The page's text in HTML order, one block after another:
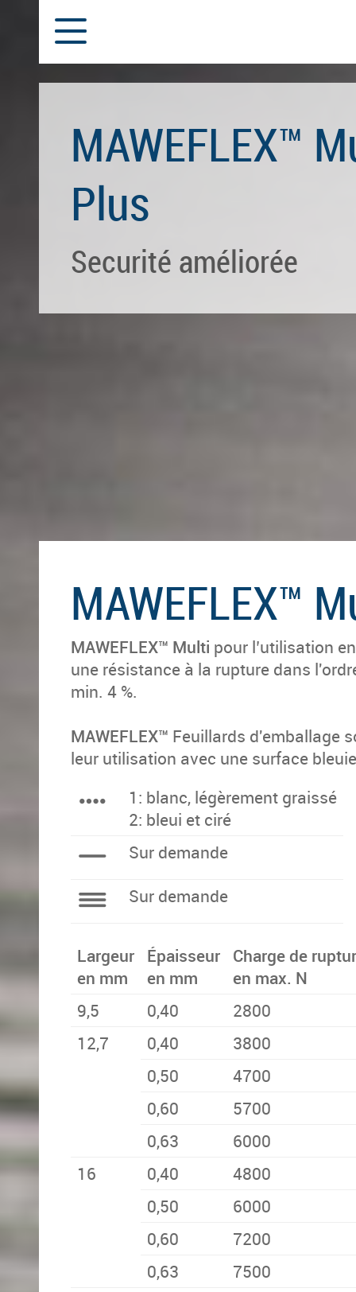
MAWEFLEX™
Plus
Securité améliorée
MAWEFLEX™
MAWEFLEX™ Multi pour l’uti­li­sa­tion
une résistance à la rupture dans
min. 4 %.
MAWEFLEX™ Feuil­lards d'emballage
leur utilisa­tion avec une surface
1: blanc, lé­gè­re­ment grais­sé
2: bleui et ciré
Sur demande
Sur demande
Largeur
en mm
Épaisseur
en mm
Charge de
en max. N
9,5
0,40
2800
12,7
0,40
3800
0,50
4700
0,60
5700
0,63
6000
16
0,40
4800
0,50
6000
0,60
7200
0,63
7500